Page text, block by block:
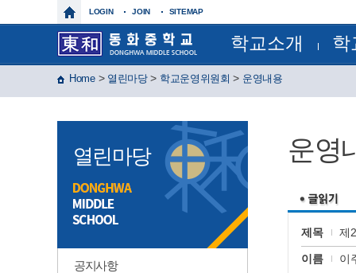
LOGIN JOIN SITEMAP
학교소개
학교장인사말
학교상징
학교연혁
특색사업
학교현황
건물배치도
찾아오시는길
학
정기시
급식일정
각종서
운동부
제이노
윈드 오
글마루
Home> 열린마당> 학교운영위원회 > 운영내용
운영
제목 제
이름 이
열린마당
공지사항